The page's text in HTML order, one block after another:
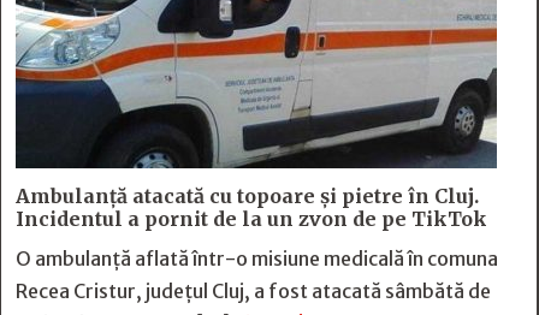
Ambulanță atacată cu topoare și pietre în Cluj.
Incidentul a pornit de la un zvon de pe TikTok
O ambulanță aflată într-o misiune medicală în comuna
Recea Cristur, județul Cluj, a fost atacată sâmbătă de